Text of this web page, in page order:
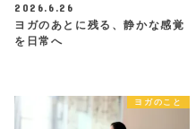
2026.6.26
ヨガのあとに残る、静かな感覚
を日常へ
ヨガのこと